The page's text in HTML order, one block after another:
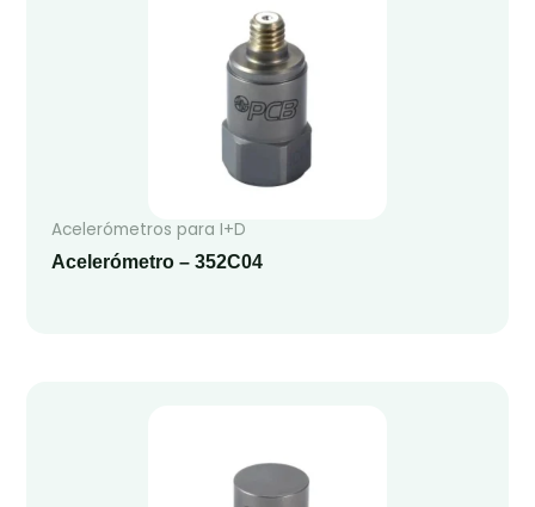
Acelerómetros para I+D
Acelerómetro – 352C04